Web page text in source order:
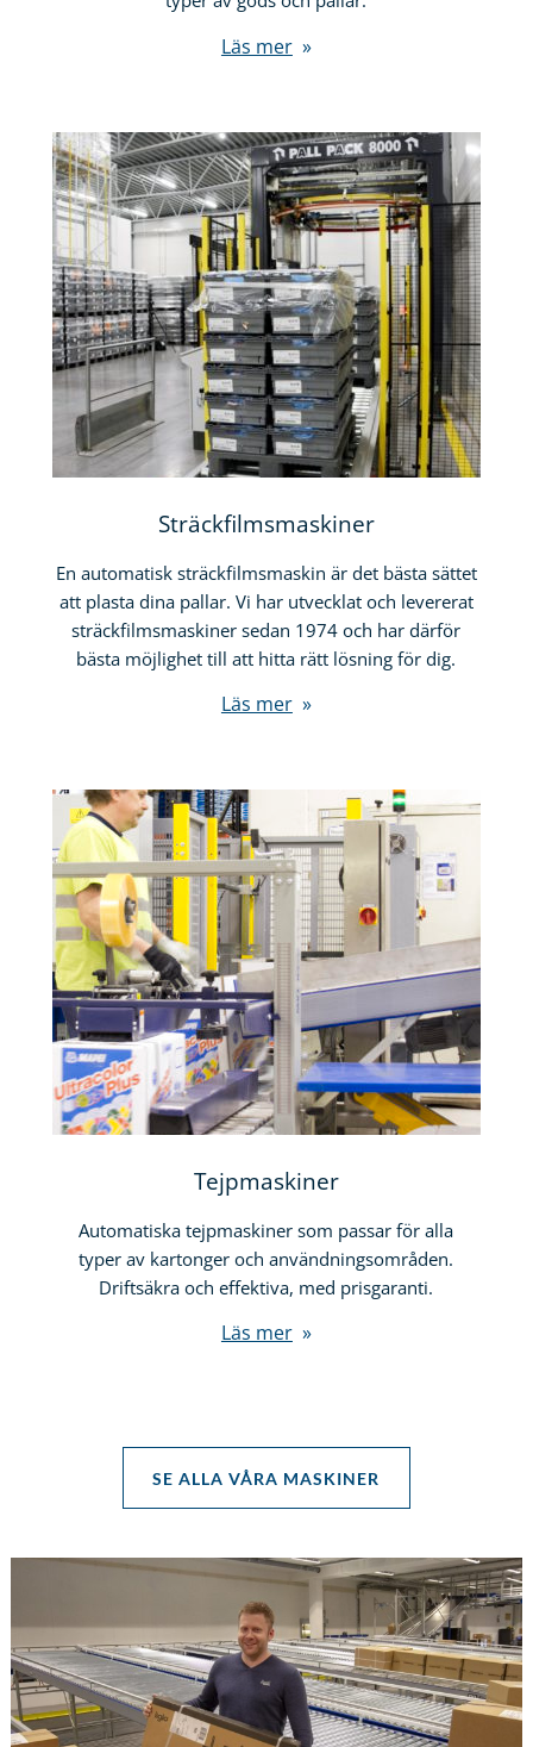
Läs mer
Sträckfilmsmaskiner
En automatisk sträckfilmsmaskin är det bästa sättet
att plasta dina pallar. Vi har utvecklat och levererat
sträckfilmsmaskiner sedan 1974 och har därför
bästa möjlighet till att hitta rätt lösning för dig.
Läs mer
Tejpmaskiner
Automatiska tejpmaskiner som passar för alla
typer av kartonger och användningsområden.
Driftsäkra och effektiva, med prisgaranti.
Läs mer
SE ALLA VÅRA MASKINER